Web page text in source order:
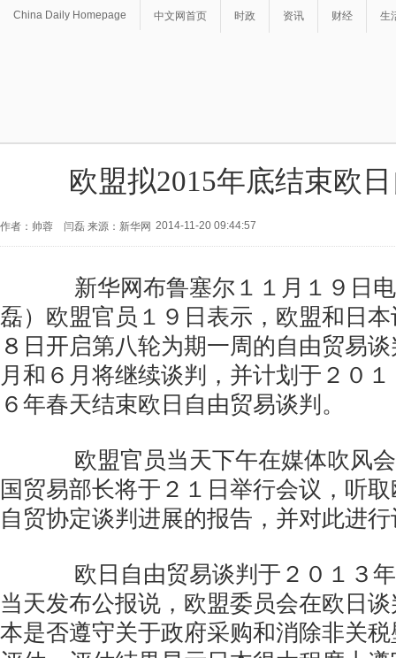
China Daily Homepage 中文网首页 时政 资讯 财经 生
欧盟拟2015年底结束欧
作者：帅蓉 闫磊 来源：新华网 2014-11-20 09:44:57
新华网布鲁塞尔１１月１９日
磊）欧盟官员１９日表示，欧盟和日
８日开启第八轮为期一周的自由贸易
月和６月将继续谈判，并计划于２０
６年春天结束欧日自由贸易谈判。
欧盟官员当天下午在媒体吹风会
国贸易部长将于２１日举行会议，听
自贸协定谈判进展的报告，并对此进
欧日自由贸易谈判于２０１３年
当天发布公报说，欧盟委员会在欧日
本是否遵守关于政府采购和消除非关